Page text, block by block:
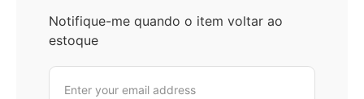
Notifique-me quando o item voltar ao
estoque